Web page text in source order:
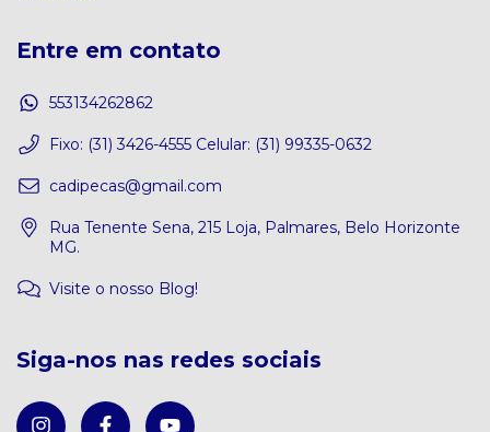
Entre em contato
553134262862
Fixo: (31) 3426-4555 Celular: (31) 99335-0632
cadipecas@gmail.com
Rua Tenente Sena, 215 Loja, Palmares, Belo Horizonte
MG.
Visite o nosso Blog!
Siga-nos nas redes sociais